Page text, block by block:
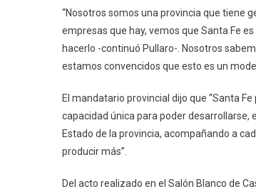
“Nosotros somos una provincia que tiene
empresas que hay, vemos que Santa Fe
hacerlo -continuó Pullaro-. Nosotros
estamos convencidos que esto es un
El mandatario provincial dijo que “Santa
capacidad única para poder desarrollarse,
Estado de la provincia, acompañando a
producir más”.
Del acto realizado en el Salón Blanco de